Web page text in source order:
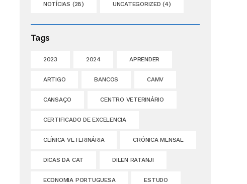
NOTÍCIAS (28) UNCATEGORIZED (4)
Tags
2023 2024 APRENDER
ARTIGO BANCOS CAMV
CANSAÇO CENTRO VETERINÁRIO
CERTIFICADO DE EXCELENCIA
CLÍNICA VETERINÁRIA CRÓNICA MENSAL
DICAS DA CAT DILEN RATANJI
ECONOMIA PORTUGUESA ESTUDO